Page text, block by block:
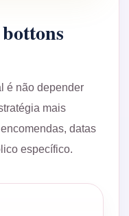
é não depender
mais
datas
específico.